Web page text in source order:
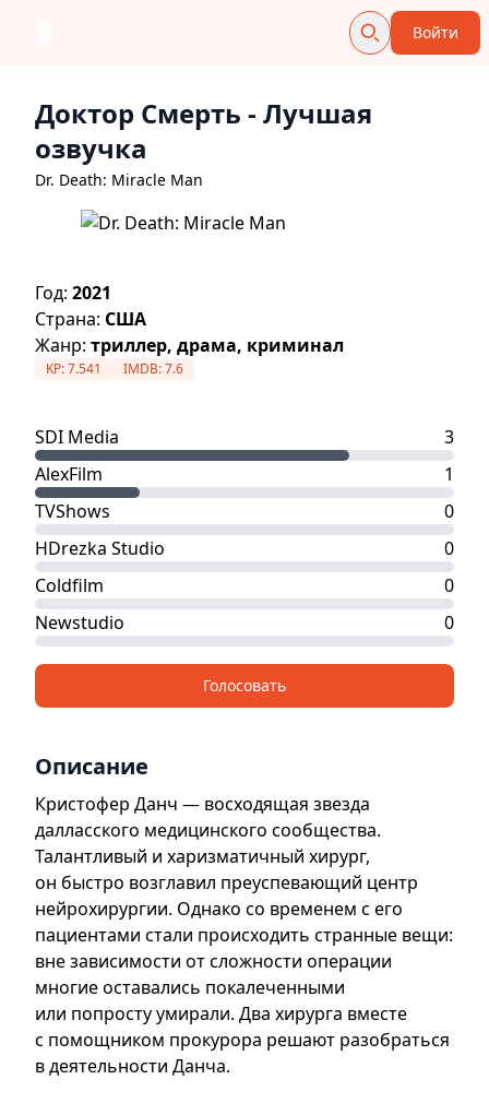
Войти
Доктор Смерть - Лучшая
озвучка
Dr. Death: Miracle Man
Год: 2021
Страна: США
Жанр: триллер, драма, криминал
KP:7.541 IMDB:7.6
SDI Media
3
AlexFilm
1
TVShows
0
HDrezka Studio
0
Coldfilm
0
Newstudio
0
Голосовать
Описание
Кристофер Данч — восходящая звезда
далласского медицинского сообщества.
Талантливый и харизматичный хирург,
он быстро возглавил преуспевающий центр
нейрохирургии. Однако со временем с его
пациентами стали происходить странные вещи:
вне зависимости от сложности операции
многие оставались покалеченными
или попросту умирали. Два хирурга вместе
с помощником прокурора решают разобраться
в деятельности Данча.